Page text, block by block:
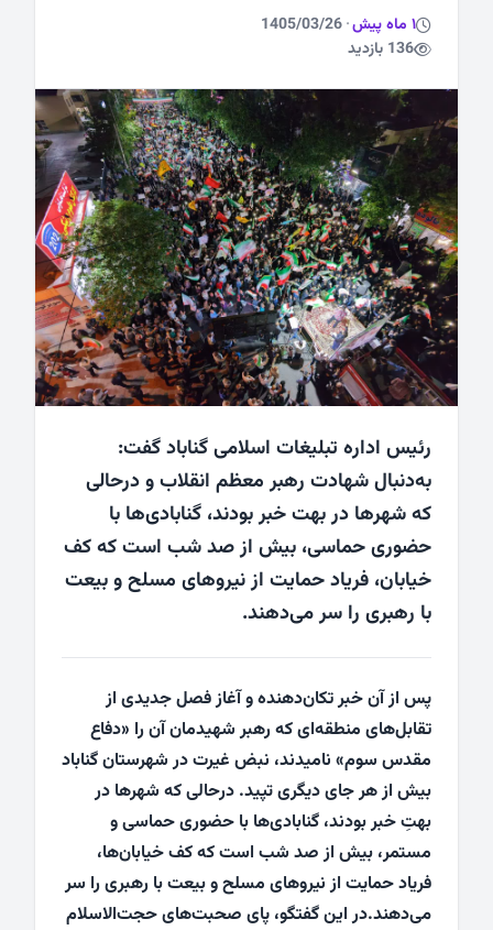
1 ماه پیش ·
1405/03/26
136 بازدید
رئیس اداره تبلیغات اسلامی گناباد گفت:
به‌دنبال شهادت رهبر معظم انقلاب و درحالی‌
که شهرها در بهت خبر بودند، گنابادی‌ها با
حضوری حماسی، بیش از صد شب است که کف
خیابان، فریاد حمایت از نیروهای مسلح و بیعت
با رهبری را سر می‌دهند.
پس از آن خبر تکان‌دهنده و آغاز فصل جدیدی از
تقابل‌های منطقه‌ای که رهبر شهیدمان آن را «دفاع
مقدس سوم» نامیدند، نبض غیرت در شهرستان گناباد
بیش از هر جای دیگری تپید. درحالی که شهرها در
بهتِ خبر بودند، گنابادی‌ها با حضوری حماسی و
مستمر، بیش از صد شب است که کف خیابان‌ها،
فریاد حمایت از نیروهای مسلح و بیعت با رهبری را سر
می‌دهند.در این گفتگو، پای صحبت‌های حجت‌الاسلام